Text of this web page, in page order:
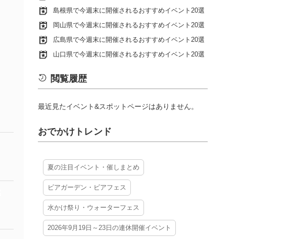
島根県で今週末に開催されるおすすめイベント20選
岡山県で今週末に開催されるおすすめイベント20選
広島県で今週末に開催されるおすすめイベント20選
山口県で今週末に開催されるおすすめイベント20選
閲覧履歴
最近見たイベント&スポットページはありません。
おでかけトレンド
夏の注目イベント・催しまとめ
ビアガーデン・ビアフェス
水かけ祭り・ウォーターフェス
2026年9月19日～23日の連休開催イベント